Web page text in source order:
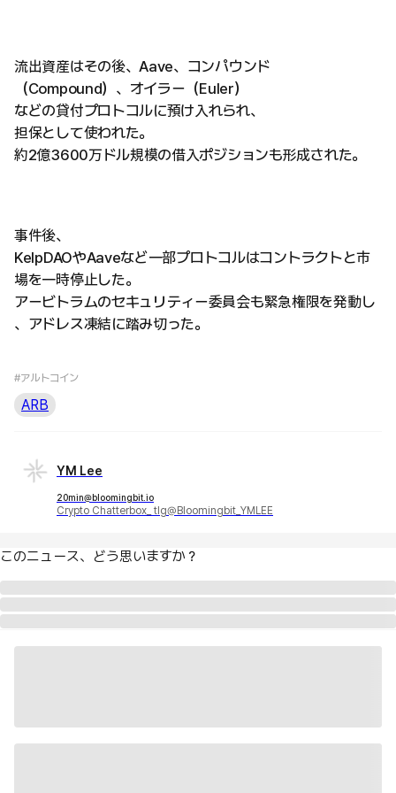
流出資産はその後、Aave、コンパウンド
（Compound）、オイラー（Euler）
などの貸付プロトコルに預け入れられ、
担保として使われた。
約2億3600万ドル規模の借入ポジションも形成された。
事件後、
KelpDAOやAaveなど一部プロトコルはコントラクトと市
場を一時停止した。
アービトラムのセキュリティー委員会も緊急権限を発動し
、アドレス凍結に踏み切った。
#アルトコイン
ARB
YM Lee
20min@bloomingbit.io
Crypto Chatterbox_ tlg@Bloomingbit_YMLEE
このニュース、どう思いますか？